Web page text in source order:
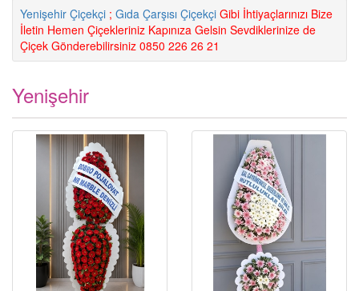
Yenişehir Çiçekçi ; Gıda Çarşısı Çiçekçi Gibi İhtiyaçlarınızı Bize
İletin Hemen Çiçekleriniz Kapınıza Gelsin Sevdiklerinize de
Çiçek Gönderebilirsiniz 0850 226 26 21
Yenişehir